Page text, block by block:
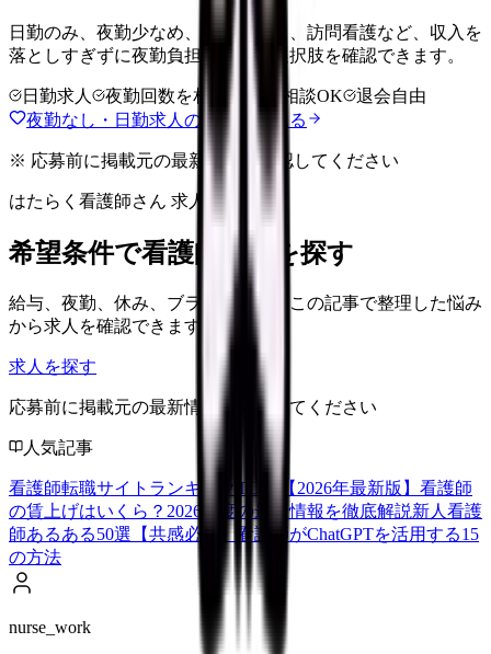
日勤のみ、夜勤少なめ、クリニック、訪問看護など、収入を
落としすぎずに夜勤負担を下げる選択肢を確認できます。
日勤求人 夜勤回数を相談 LINE相談OK
退会自由
夜勤なし・日勤求人の探し方を見る
※ 応募前に掲載元の最新情報を確認してください
はたらく看護師さん 求人
希望条件で看護師求人を探す
給与、夜勤、休み、ブランクなど、この記事で整理した悩み
から求人を確認できます。
求人を探す
応募前に掲載元の最新情報を確認してください
人気記事
看護師転職サイトランキングTOP5【2026年最新版】 看護師
の賃上げはいくら？2026年度の最新情報を徹底解説新人看護
師あるある50選【共感必至】 看護師がChatGPTを活用する15
の方法
nurse_work